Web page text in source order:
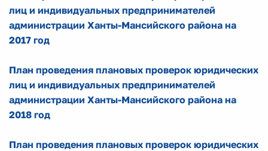
лиц и индивидуальных предпринимателей
администрации Ханты-Мансийского района на
2017 год
План проведения плановых проверок юридических
лиц и индивидуальных предпринимателей
администрации Ханты-Мансийского района на
2018 год
План проведения плановых проверок юридических